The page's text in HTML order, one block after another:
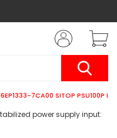
6EP1333-7CA00 SITOP PSU100P